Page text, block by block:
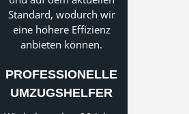
Standard, wodurch wir
eine höhere Effizienz
anbieten können.
PROFESSIONELLE
UMZUGSHELFER